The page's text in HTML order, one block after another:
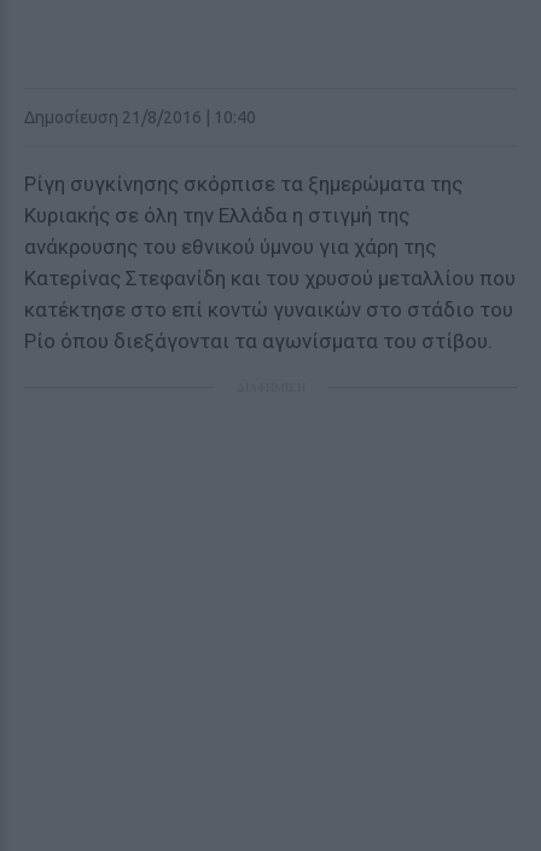
Δημοσίευση 21/8/2016 | 10:40
Ρίγη συγκίνησης σκόρπισε τα ξημερώματα της
Κυριακής σε όλη την Ελλάδα η στιγμή της
ανάκρουσης του εθνικού ύμνου για χάρη της
Κατερίνας Στεφανίδη και του χρυσού μεταλλίου που
κατέκτησε στο επί κοντώ γυναικών στο στάδιο του
Ρίο όπου διεξάγονται τα αγωνίσματα του στίβου.